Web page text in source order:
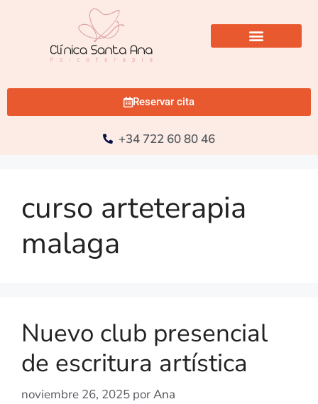
Reservar cita
+34 722 60 80 46
curso arteterapia
malaga
Nuevo club presencial
de escritura artística
noviembre 26, 2025 porAna